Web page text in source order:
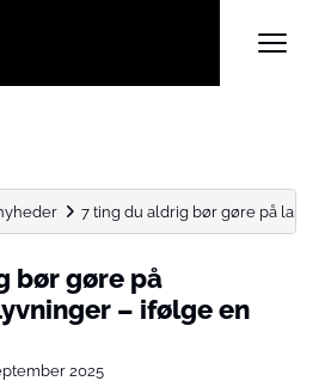
7 ting du aldrig bør gøre på
bør gøre på
– ifølge en
2025